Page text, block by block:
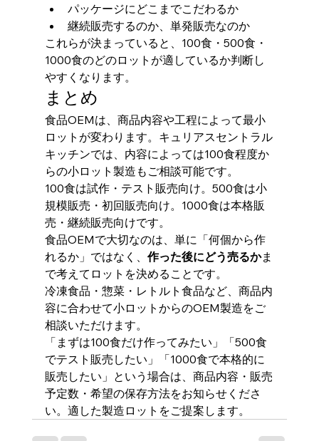
パッケージにどこまでこだわるか
継続販売するのか、単発販売なのか
これらが決まっていると、100食・500食・
1000食のどのロットが適しているか判断し
やすくなります。
まとめ
食品OEMは、商品内容や工程によって最小
ロットが変わります。キュリアスセントラル
キッチンでは、内容によっては100食程度か
らの小ロット製造もご相談可能です。
100食は試作・テスト販売向け。500食は小
規模販売・初回販売向け。1000食は本格販
売・継続販売向けです。
食品OEMで大切なのは、単に「何個から作
れるか」ではなく、 作った後にどう売るかま
で考えてロットを決めることです。
冷凍食品・惣菜・レトルト食品など、商品内
容に合わせて小ロットからのOEM製造をご
相談いただけます。
「まずは100食だけ作ってみたい」「500食
でテスト販売したい」「1000食で本格的に
販売したい」という場合は、商品内容・販売
予定数・希望の保存方法をお知らせくださ
い。適した製造ロットをご提案します。